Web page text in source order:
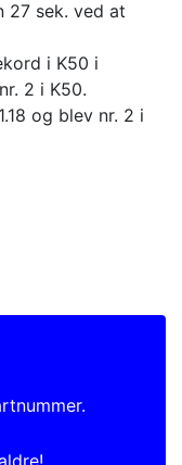
27 sek. ved at
i K50 i
2 i K50.
og blev nr. 2 i